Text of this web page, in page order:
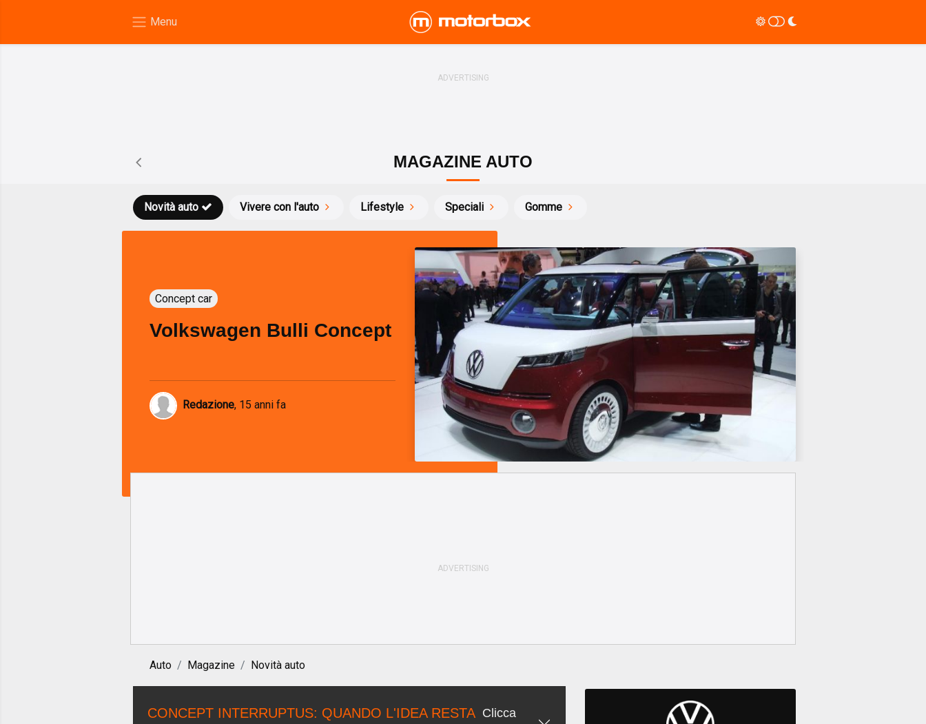
MAGAZINE AUTO
Novità auto Vivere con l'auto Lifestyle Speciali Gomme
Concept car
Volkswagen Bulli Concept
Redazione, 15 anni fa
Auto Magazine Novità auto
CONCEPT INTERRUPTUS: QUANDO L'IDEA RESTA Clicca